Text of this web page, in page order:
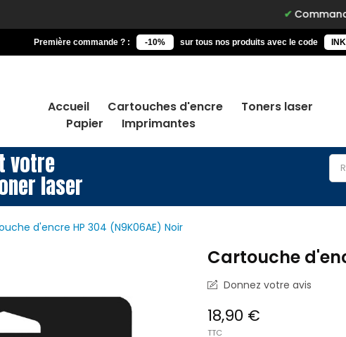
Commandez avant
Première commande ? : -10% sur tous nos produits avec le code
Accueil Cartouches d'encre
Toners laser
Papier
Imprimantes
votre
laser
d'encre HP 304 (N9K06AE) Noir
Cartouche
Donnez votre avis
18,90 €
TTC